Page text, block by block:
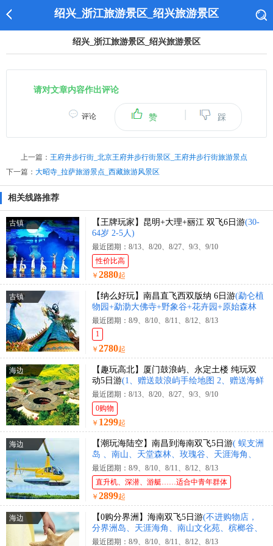
绍兴_浙江旅游景区_绍兴旅游景区
绍兴_浙江旅游景区_绍兴旅游景区
请对文章内容作出评论
赞 踩
评论
上一篇： 王府井步行街_北京王府井步行街景区_王府井步行街旅游景点
下一篇： 大昭寺_拉萨旅游景点_西藏旅游风景区
相关线路推荐
古镇 【王牌玩家】昆明+大理+丽江 双飞6日游(30-
64岁 2-5人)
最近团期：8/13、8/20、8/27、9/3、9/10
性价比高
￥ 2880起
古镇 【纳么好玩】南昌直飞西双版纳 6日游(勐仑植
物园+勐泐大佛寺+野象谷+花卉园+原始森林
公园+花卉园+曼迈集市+星光夜市)
最近团期：8/9、8/10、8/11、8/12、8/13
1
￥ 2780起
海边
【趣玩高北】厦门鼓浪屿、永定土楼 纯玩双
动5日游(1、赠送鼓浪屿手绘地图 2、赠送海鲜
大咖锅)
最近团期：8/13、8/20、8/27、9/3、9/10
0购物
￥ 1299起
海边 【潮玩海陆空】南昌到海南双飞5日游( 蜈支洲
岛 、南山、天堂森林、玫瑰谷、天涯海角、
直升机体验、豪华游艇出海 )
最近团期：8/9、8/10、8/11、8/12、8/13
直升机、深潜、游艇……适合中青年群体
￥ 2899起
海边 【0购分界洲】海南双飞5日游(不进购物店，
分界洲岛、天涯海角、南山文化苑、槟榔谷、
黎王夜宴)
最近团期：8/9、8/10、8/11、8/12、8/13